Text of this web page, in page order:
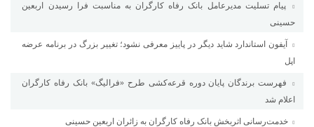
پیام تسلیت مدیرعامل بانک رفاه کارگران به مناسبت فرا رسیدن اربعین
حسینی
آیفون استاندارد شاید دیگر در پاییز معرفی نشود؛ تغییر بزرگ در برنامه عرضه
اپل
فهرست برندگان پایان دوره قرعه‌کشی طرح «فرالیگ» بانک رفاه کارگران
اعلام شد
خدمت‌رسانی اثربخش بانک رفاه کارگران به زائران اربعین حسینی